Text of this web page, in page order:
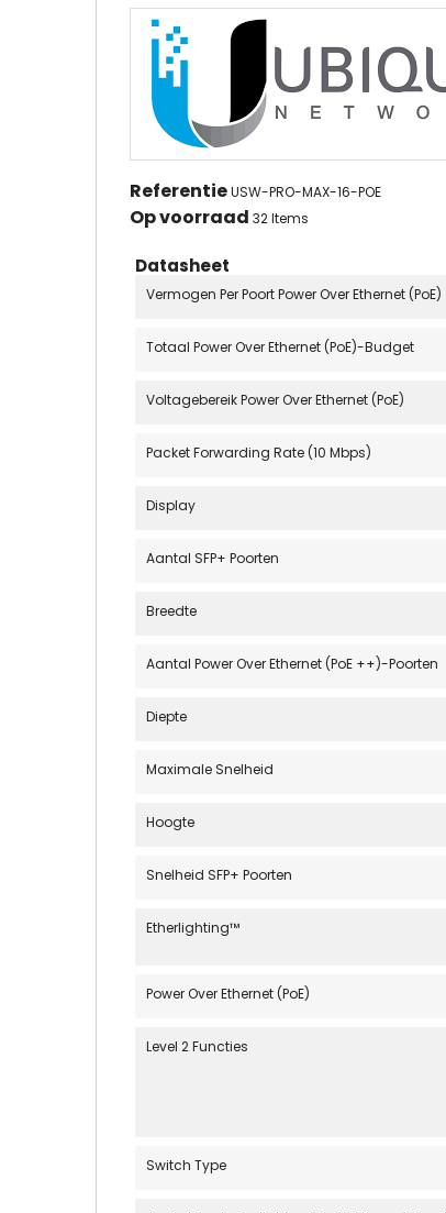
ReferentieUSW-PRO-MAX-16-POE
Op voorraad 32 Items
Datasheet
Vermogen Per Poort Power Over Ethernet (PoE)
Totaal Power Over Ethernet (PoE)-Budget
Voltagebereik Power Over Ethernet (PoE)
Packet Forwarding Rate (10 Mbps)
Display
Aantal SFP+ Poorten
Breedte
Aantal Power Over Ethernet (PoE ++)-Poorten
Diepte
Maximale Snelheid
Hoogte
Snelheid SFP+ Poorten
Etherlighting™
Power Over Ethernet (PoE)
Level 2 Functies
Switch Type